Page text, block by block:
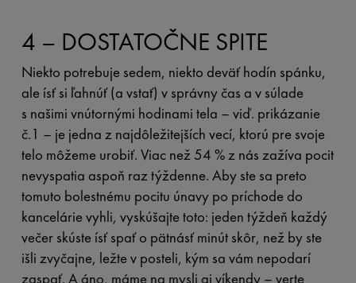
4 – DOSTATOČNE SPITE
Niekto potrebuje sedem, niekto deväť hodín spánku,
ale ísť si ľahnúť (a vstať) v správny čas a v súlade
s našimi vnútornými hodinami tela – viď. prikázanie
č.1 – je jedna z najdôležitejších vecí, ktorú pre svoje
telo môžeme urobiť. Viac než 54 % z nás zažíva pocit
nevyspatia aspoň raz týždenne. Aby ste sa preto
tomuto bolestnému pocitu únavy po príchode do
kancelárie vyhli, vyskúšajte toto: jeden týždeň každý
večer skúste ísť spať o pätnásť minút skôr, než by ste
išli zvyčajne, ležte v posteli, kým sa vám nepodarí
zaspať. A áno, máme na mysli aj víkendy – verte